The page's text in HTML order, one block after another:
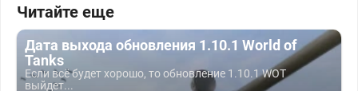
Читайте еще
Дата выхода обновления 1.10.1 World of
Tanks
Если всё будет хорошо, то обновление 1.10.1 WOT
выйдет...